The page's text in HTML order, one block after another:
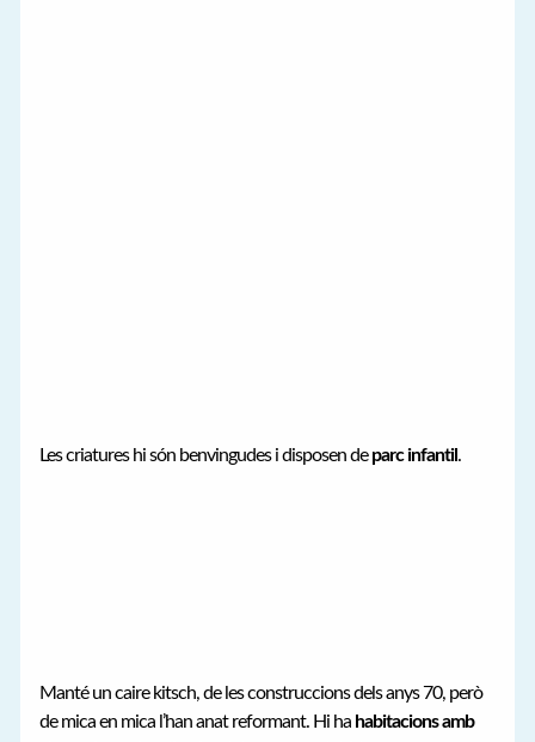
Les criatures hi són benvingudes i disposen deparc infantil.
Manté un caire kitsch, de les construccions dels anys 70, però
de mica en mica l’han anat reformant. Hi ha habitacions amb